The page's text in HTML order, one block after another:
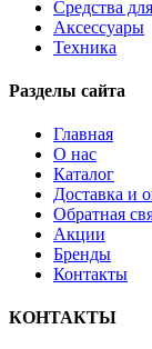
Средства
Аксессуары
Техника
Разделы сайта
Главная
О нас
Каталог
Доставка и
Обратная
Акции
Бренды
Контакты
КОНТАКТЫ